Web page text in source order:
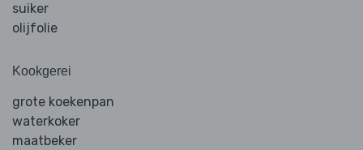
suiker
olijfolie
Kookgerei
grote koekenpan
waterkoker
maatbeker